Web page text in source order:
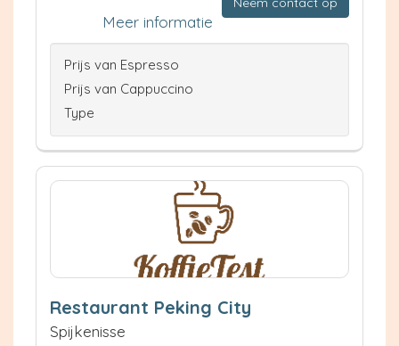
Meer informatie
Prijs van Espresso
Prijs van Cappuccino
Type
Restaurant Peking City
Spijkenisse